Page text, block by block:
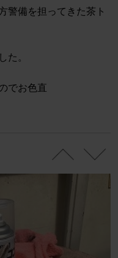
警備を担ってきた茶ト
た。
でお色直